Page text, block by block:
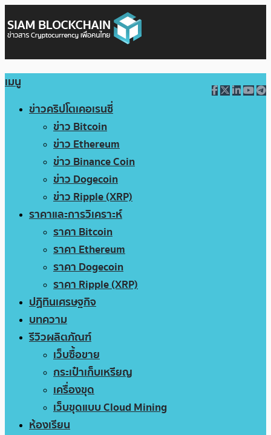
เมนู
ข่าวคริปโตเคอเรนซี่
ข่าว Bitcoin
ข่าว Ethereum
ข่าว Binance Coin
ข่าว Dogecoin
ข่าว Ripple (XRP)
ราคาและการวิเคราะห์
ราคา Bitcoin
ราคา Ethereum
ราคา Dogecoin
ราคา Ripple (XRP)
ปฏิทินเศรษฐกิจ
บทความ
รีวิวผลิตภัณฑ์
เว็บซื้อขาย
กระเป๋าเก็บเหรียญ
เครื่องขุด
เว็บขุดแบบ Cloud Mining
ห้องเรียน